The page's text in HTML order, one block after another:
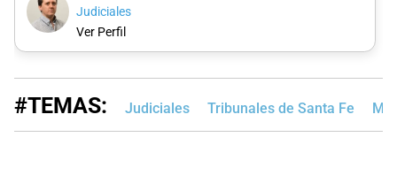
Judiciales
Ver Perfil
#TEMAS: Judiciales Tribunales de Santa Fe